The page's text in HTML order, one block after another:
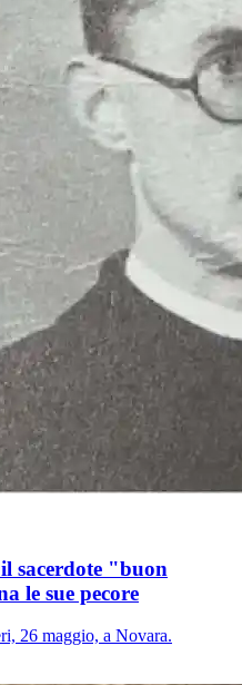
sacerdote "buon
le sue pecore
26 maggio, a Novara.